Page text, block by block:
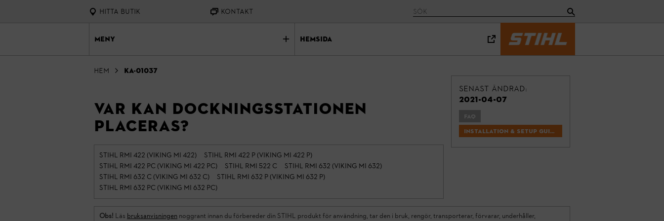
Hitta butik KONTAKT
Meny Hemsida
Hem KA-01037
Var kan dockningsstationen
placeras?
STIHL RMI 422 (VIKING MI 422)
STIHL RMI 422 P (VIKING MI 422 P)
STIHL RMI 422 PC (VIKING MI 422 PC)
STIHL RMI 522 C
STIHL RMI 632 (VIKING MI 632)
STIHL RMI 632 C (VIKING MI 632 C)
STIHL RMI 632 P (VIKING MI 632 P)
STIHL RMI 632 PC (VIKING MI 632 PC)
Senast ändrad:
2021-04-07
FAQ
Installation & Setup Guides
Obs! Läs bruksanvisningen noggrant innan du förbereder din STIHL produkt för användning, tar den i bruk, rengör, transporterar, förvarar, underhåller,